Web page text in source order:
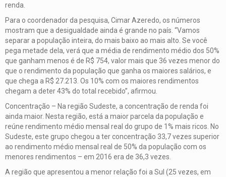
renda.
Para o coordenador da pesquisa, Cimar Azeredo, os números
mostram que a desigualdade ainda é grande no país. “Vamos
separar a população inteira, do mais baixo ao mais alto. Se você
pega metade dela, verá que a média de rendimento médio dos 50%
que ganham menos é de R$ 754, valor mais que 36 vezes menor do
que o rendimento da população que ganha os maiores salários, e
que chega a R$ 27.213. Os 10% com os maiores rendimentos
chegam a deter 43% do total recebido”, afirmou.
Concentração – Na região Sudeste, a concentração de renda foi
ainda maior. Nesta região, está a maior parcela da população e
reúne rendimento médio mensal real do grupo de 1% mais ricos. No
Sudeste, este grupo chegou a ter concentração 33,7 vezes superior
ao rendimento médio mensal real de 50% da população com os
menores rendimentos – em 2016 era de 36,3 vezes.
A região que apresentou a menor relação foi a Sul (25 vezes, em